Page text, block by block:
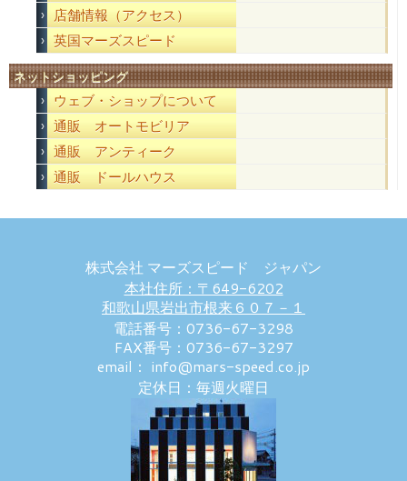
店舗情報（アクセス）
英国マーズスピード
ネットショッピング
ウェブ・ショップについて
通販 オートモビリア
通販 アンティーク
通販 ドールハウス
株式会社 マーズスピード ジャパン
本社住所：〒649-6202
和歌山県岩出市根来６０７－１
電話番号：0736-67-3298
FAX番号：0736-67-3297
email： info@mars-speed.co.jp
定休日：毎週火曜日